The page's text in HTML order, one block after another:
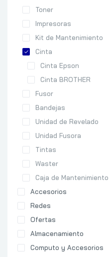
Toner
Impresoras
Kit de Mantenimiento
Cinta
Cinta Epson
Cinta BROTHER
Fusor
Bandejas
Unidad de Revelado
Unidad Fusora
Tintas
Waster
Caja de Mantenimiento
Accesorios
Redes
Ofertas
Almacenamiento
Computo y Accesorios